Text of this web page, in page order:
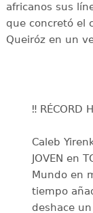
africanos sus
que concretó el
Queiróz en un
‼️ RÉCORD
Caleb
JOVEN en
Mundo en
tiempo
deshace